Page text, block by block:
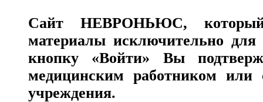
СайтНЕВРОНЬЮС,
материалы исключительно для
кнопку «Войти» Вы
медицинским работником или
учреждения.